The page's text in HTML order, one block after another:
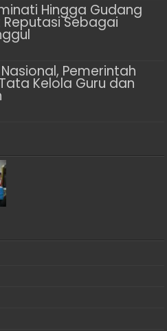
Hingga Gudang
Reputasi Sebagai
Pemerintah
Kelola Guru dan